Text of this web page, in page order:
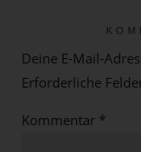
Deine E-Mail-
Erforderliche
Kommentar *